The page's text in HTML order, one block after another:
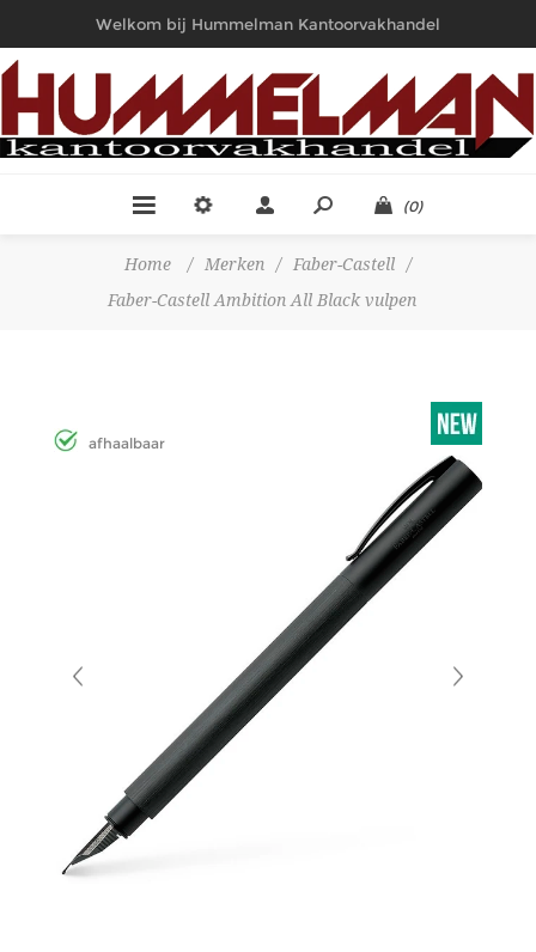
Welkom bij Hummelman Kantoorvakhandel
(0)
Home / Merken / Faber-Castell
/
Faber-Castell Ambition All Black vulpen
afhaalbaar